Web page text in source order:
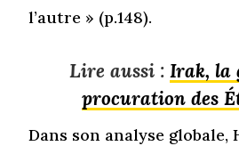
l’autre » (p.148).
Lire aussi : Irak, la
procuration des
Dans son analyse